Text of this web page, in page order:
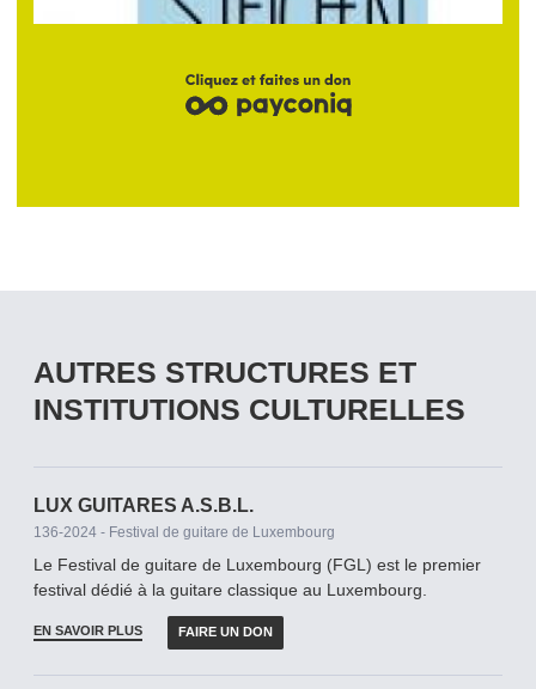
AUTRES STRUCTURES ET
INSTITUTIONS CULTURELLES
LUX GUITARES A.S.B.L.
136-2024 - Festival de guitare de Luxembourg
Le Festival de guitare de Luxembourg (FGL) est le premier
festival dédié à la guitare classique au Luxembourg.
EN SAVOIR PLUS FAIRE UN DON